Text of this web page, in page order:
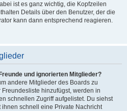
ist es ganz wichtig, die Kopfzeilen
Details über den Benutzer, der die
kann dann entsprechend reagieren.
und ignorierten Mitglieder?
andere Mitglieder des Boards zu
hinzufügst, werden in
schnellen Zugriff aufgelistet. Du siehst
schnell eine Private Nachricht